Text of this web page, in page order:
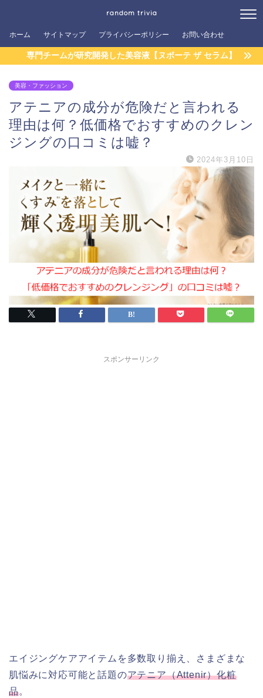
random trivia
ホーム サイトマップ プライバシーポリシー お問い合わせ
専門チームが研究開発した美容液【ヌボーテ ザ セラム】
美容・ファッション
アテニアの成分が危険だと言われる
理由は何？低価格でおすすめのクレン
ジングの口コミは嘘？
2024年3月10日
スポンサーリンク
エイジングケアアイテムを多数取り揃え、さまざまな
肌悩みに対応可能と話題のアテニア（Attenir）化粧
品。